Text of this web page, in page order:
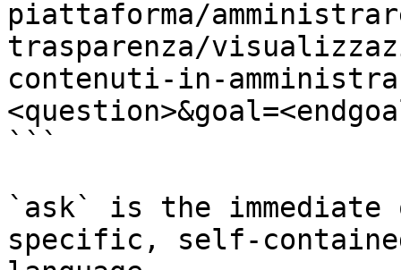
piattaforma/
trasparenza/
contenuti-in-
```
`ask` is the
specific, self-